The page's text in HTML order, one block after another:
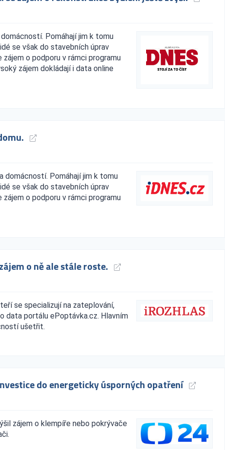
Pomáhají jim k tomu
se však do stavebních úprav
o podporu v rámci programu
zájem dokládají i data online
domácností. Pomáhají jim k tomu
se však do stavebních úprav
o podporu v rámci programu
o ně ale stále roste.
se specializují na zateplování,
data portálu ePoptávka.cz. Hlavním
ušetřit.
do energeticky úsporných opatření
zájem o klempíře nebo pokrývače